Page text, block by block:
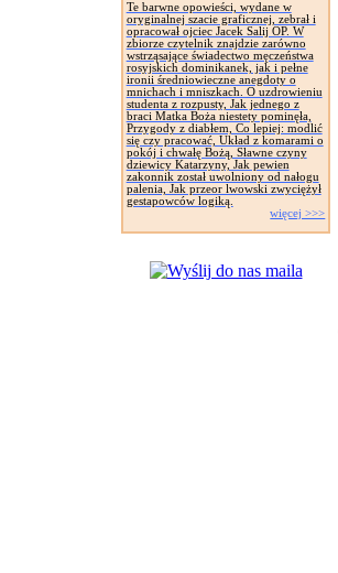
Te barwne opowieści, wydane w
oryginalnej szacie graficznej, zebrał i
opracował ojciec Jacek Salij OP. W
zbiorze czytelnik znajdzie zarówno
wstrząsające świadectwo męczeństwa
rosyjskich dominikanek, jak i pełne
ironii średniowieczne anegdoty o
mnichach i mniszkach. O uzdrowieniu
studenta z rozpusty, Jak jednego z
braci Matka Boża niestety pominęła,
Przygody z diabłem, Co lepiej: modlić
się czy pracować, Układ z komarami o
pokój i chwałę Bożą, Sławne czyny
dziewicy Katarzyny, Jak pewien
zakonnik został uwolniony od nałogu
palenia, Jak przeor lwowski zwyciężył
gestapowców logiką.
więcej >>>